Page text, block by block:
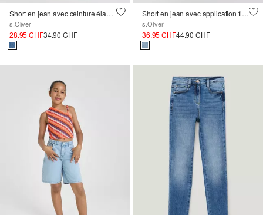
Short en jean avec ceinture élastique
s.Oliver
28.95 CHF34.90 CHF
Short en jean avec application florale
s.Oliver
36.95 CHF44.90 CHF